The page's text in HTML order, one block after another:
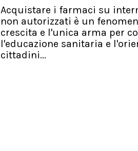
Acquistare i farmaci su
non autorizzati è un
crescita e l'unica arma per
l'educazione sanitaria e
cittadini...